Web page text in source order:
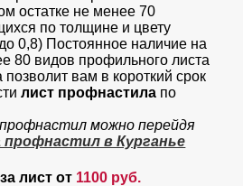
остатке не менее 70
по толщине и цвету
0,8) Постоянное наличие на
80 видов профильного листа
позволит вам в короткий срок
лист профнастила по
можно перейдя
профнастил в Курганье
лист от 1100 руб.